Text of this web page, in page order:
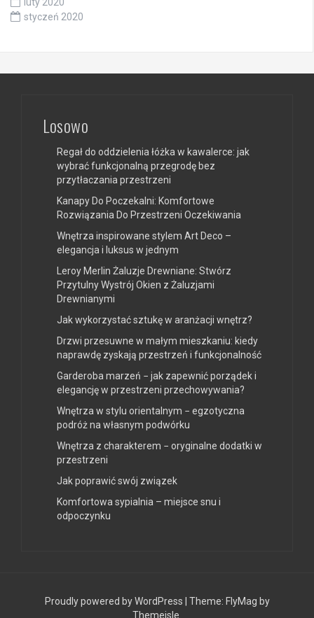
luty 2020
styczeń 2020
Losowo
Regał do oddzielenia łóżka w kawalerce: jak
wybrać funkcjonalną przegrodę bez
przytłaczania przestrzeni
Kanapy Do Poczekalni: Komfortowe
Rozwiązania Do Przestrzeni Oczekiwania
Wnętrza inspirowane stylem Art Deco –
elegancja i luksus w jednym
Leroy Merlin Żaluzje Drewniane: Stwórz
Przytulny Wystrój Okien z Żaluzjami
Drewnianymi
Jak wykorzystać sztukę w aranżacji wnętrz?
Drzwi przesuwne w małym mieszkaniu: kiedy
naprawdę zyskają przestrzeń i funkcjonalność
Garderoba marzeń − jak zapewnić porządek i
elegancję w przestrzeni przechowywania?
Wnętrza w stylu orientalnym − egzotyczna
podróż na własnym podwórku
Wnętrza z charakterem − oryginalne dodatki w
przestrzeni
Jak poprawić swój związek
Komfortowa sypialnia – miejsce snu i
odpoczynku
Proudly powered by WordPress Theme: FlyMag by
Themeisle.